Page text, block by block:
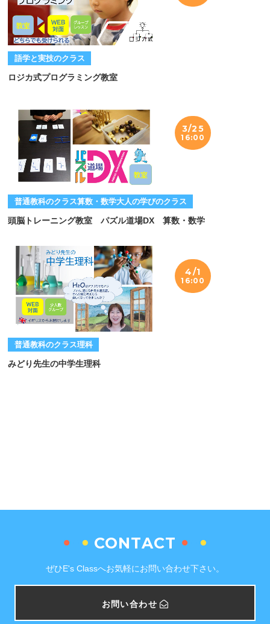
語学と実技のクラス
ロジカ式プログラミング教室
3/25
16:00
普通教科のクラス算数・数学大人の学びのクラス
頭脳トレーニング教室 パズル道場DX 算数・数学
4/1
16:00
普通教科のクラス理科
みどり先生の中学生理科
CONTACT
ぜひE's Classへお気軽にお問い合わせ下さい。
お問い合わせ